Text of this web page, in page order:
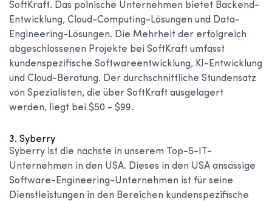
SoftKraft. Das polnische Unternehmen bietet Backend-
Entwicklung, Cloud-Computing-Lösungen und Data-
Engineering-Lösungen. Die Mehrheit der erfolgreich
abgeschlossenen Projekte bei SoftKraft umfasst
kundenspezifische Softwareentwicklung, KI-Entwicklung
und Cloud-Beratung. Der durchschnittliche Stundensatz
von Spezialisten, die über SoftKraft ausgelagert
werden, liegt bei $50 - $99.
3. Syberry
Syberry ist die nächste in unserem
Top-5-IT-
Unternehmen in den USA. Dieses in den USA ansässige
Software-Engineering-Unternehmen ist für seine
Dienstleistungen in den Bereichen kundenspezifische